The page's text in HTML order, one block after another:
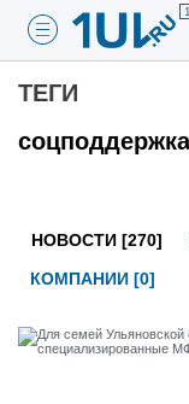
ТЕГИ
соцподдержка
НОВОСТИ [270]
КОМПАНИИ [0]